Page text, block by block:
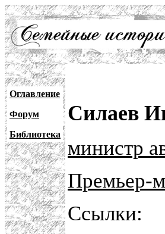
Оглавление
Форум
Библиотека
Силаев
министр
Премьер-
Ссылки: